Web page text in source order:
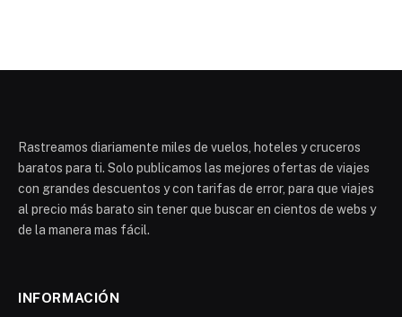
Rastreamos diariamente miles de vuelos, hoteles y cruceros
baratos para ti. Solo publicamos las mejores ofertas de viajes
con grandes descuentos y con tarifas de error, para que viajes
al precio más barato sin tener que buscar en cientos de webs y
de la manera mas fácil.
INFORMACIÓN